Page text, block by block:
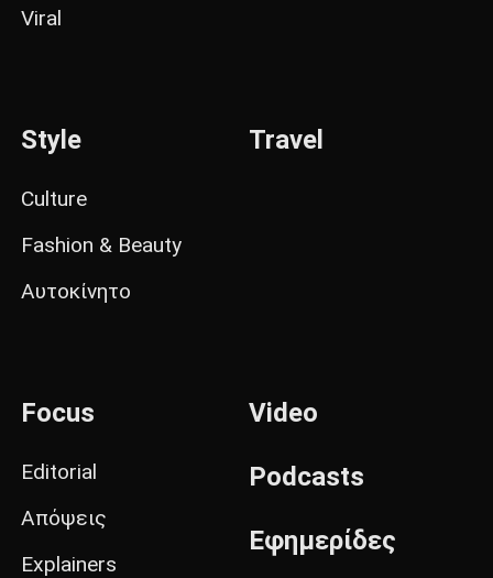
Viral
Style
Culture
Fashion & Beauty
Αυτοκίνητο
Travel
Focus
Editorial
Απόψεις
Explainers
Video
Podcasts
Εφημερίδες